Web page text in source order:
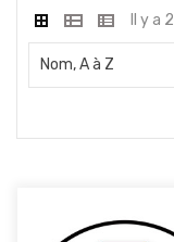
Il y a
Nom, A à Z